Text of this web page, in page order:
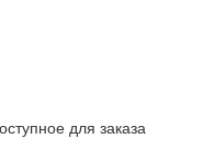
для заказа